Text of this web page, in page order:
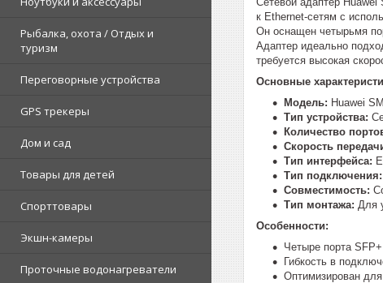
Рыбалка, охота / Отдых и
туризм
Переговорные устройства
GPS трекеры
Дом и сад
Товары для детей
Спорттовары
Экшн-камеры
Проточные водонагреватели
к Ethernet-сетям с
Он оснащен четырьмя
Адаптер идеально
требуется высокая
Основные
Модель: Huawei
Тип устройства:
Количество
Скорость
Тип интерфейса:
Тип подключения:
Совместимость:
Тип монтажа: Для
Особенности:
Четыре порта
Гибкость в
Оптимизирован